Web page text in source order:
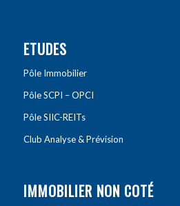
ETUDES
Pôle Immobilier
Pôle SCPI – OPCI
Pôle SIIC-REITs
Club Analyse & Prévision
IMMOBILIER NON COTÉ